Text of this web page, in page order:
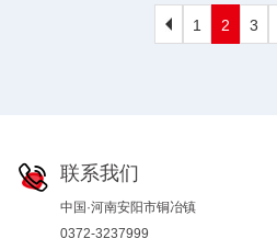
1 2 3
 联系我们
中国·河南安阳市铜冶镇
0372-3237999